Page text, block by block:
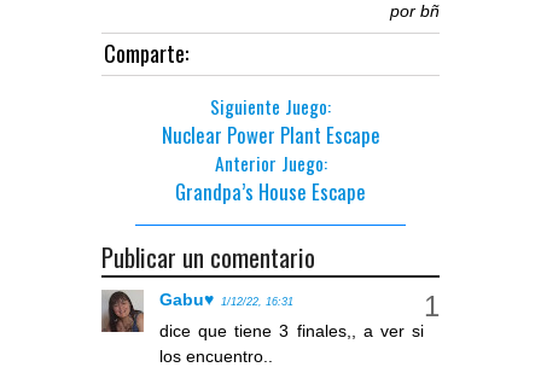
por bñ
Comparte:
Siguiente Juego:
Nuclear Power Plant Escape
Anterior Juego:
Grandpa’s House Escape
Publicar un comentario
Gabu♥ 1/12/22, 16:31
dice que tiene 3 finales,, a ver si
los encuentro..